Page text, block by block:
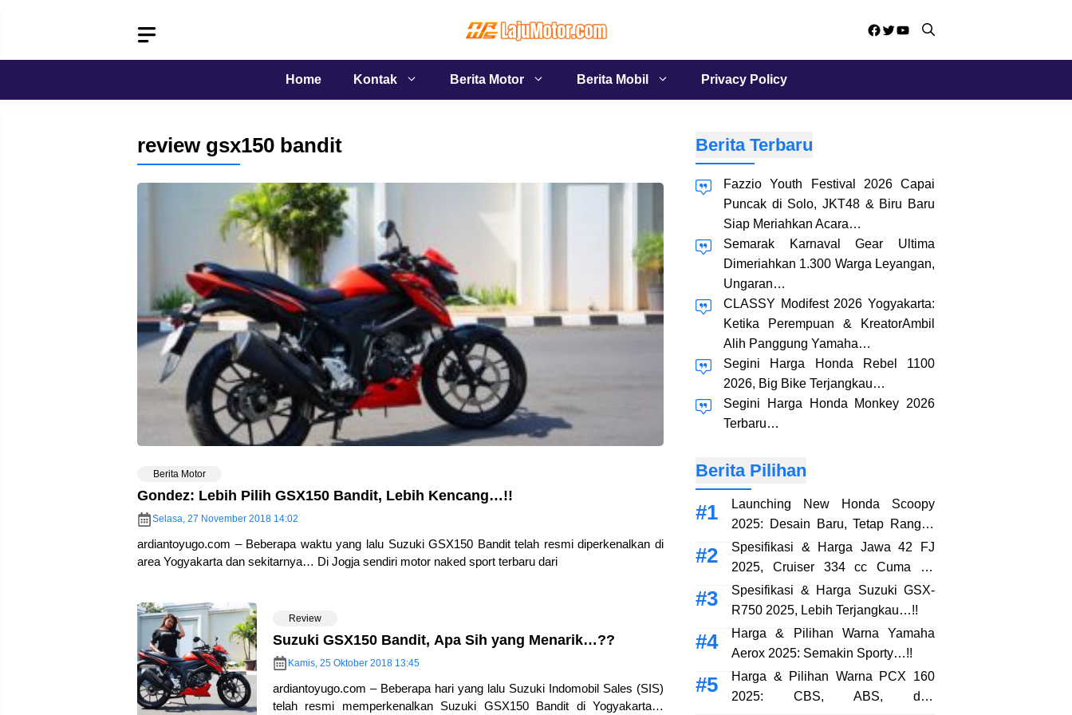
Facebook
Twitter
YouTube
Home Kontak Berita Motor Berita Mobil Privacy Policy
review gsx150 bandit
Berita Motor
Gondez: Lebih Pilih GSX150 Bandit, Lebih Kencang…!!
Selasa, 27 November 2018 14:02
ardiantoyugo.com – Beberapa waktu yang lalu Suzuki GSX150 Bandit telah resmi diperkenalkan di
area Yogyakarta dan sekitarnya… Di Jogja sendiri motor naked sport terbaru dari
Review
Suzuki GSX150 Bandit, Apa Sih yang Menarik…??
Kamis, 25 Oktober 2018 13:45
ardiantoyugo.com – Beberapa hari yang lalu Suzuki Indomobil Sales (SIS)
telah resmi memperkenalkan Suzuki GSX150 Bandit di Yogyakarta…
Berita Terbaru
Fazzio Youth Festival 2026 Capai
Puncak di Solo, JKT48 & Biru Baru
Siap Meriahkan Acara…
Semarak Karnaval Gear Ultima
Dimeriahkan 1.300 Warga Leyangan,
Ungaran…
CLASSY Modifest 2026 Yogyakarta:
Ketika Perempuan & KreatorAmbil
Alih Panggung Yamaha…
Segini Harga Honda Rebel 1100
2026, Big Bike Terjangkau…
Segini Harga Honda Monkey 2026
Terbaru…
Berita Pilihan
Launching New Honda Scoopy
2025: Desain Baru, Tetap Rangka
eSAF…!!
Spesifikasi & Harga Jawa 42 FJ
2025, Cruiser 334 cc Cuma 38
Jutaan…!!
Spesifikasi & Harga Suzuki GSX-
R750 2025, Lebih Terjangkau…!!
Harga & Pilihan Warna Yamaha
Aerox 2025: Semakin Sporty…!!
Harga & Pilihan Warna PCX 160
2025: CBS, ABS, dan